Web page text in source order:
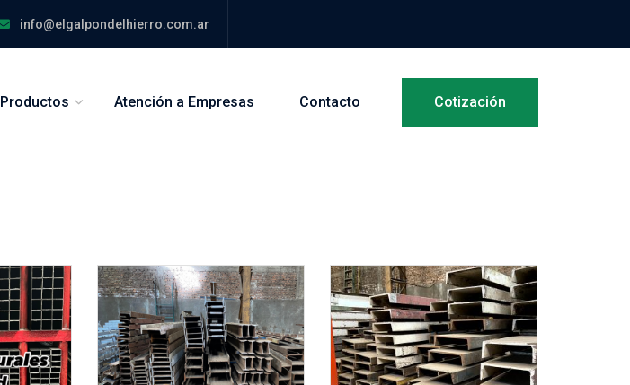
info@elgalpondelhierro.com.ar
Productos Atención a Empresas Contacto Cotización